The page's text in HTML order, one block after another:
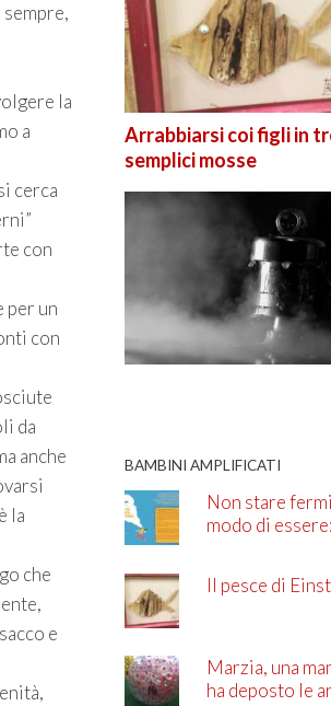
la
a
cerca
con
per un
con
da
anche
la
che
e
Arrabbiarsi coi figli in
semplici mosse
BAMBINI AMPLIFICATI
Non stare
modo di
Il pesce di
Marzia, una
ha deposto le